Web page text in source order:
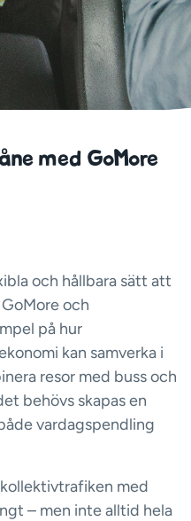
med GoMore
och hållbara sätt att
och
på hur
kan samverka i
resor med buss och
behövs skapas en
vardagspendling
med
– men inte alltid hela